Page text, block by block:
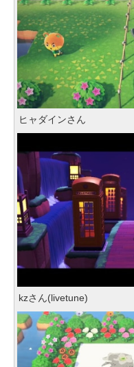
ヒャダインさん
kzさん(livetune)